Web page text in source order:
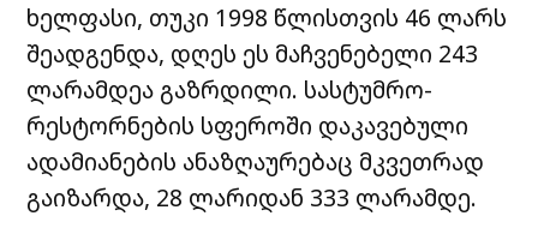
ხელფასი, თუკი 1998 წლისთვის 46 ლარს
შეადგენდა, დღეს ეს მაჩვენებელი 243
ლარამდეა გაზრდილი. სასტუმრო-
რესტორნების სფეროში დაკავებული
ადამიანების ანაზღაურებაც მკვეთრად
გაიზარდა, 28 ლარიდან 333 ლარამდე.